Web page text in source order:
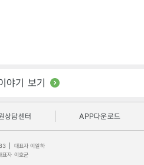
야기 보기
상담센터 APP다운로드
대표자 이일하
표자 이호균